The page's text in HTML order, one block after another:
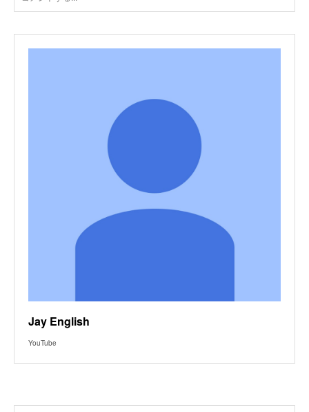
Jay English
YouTube